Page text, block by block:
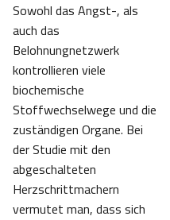
Sowohl das Angst-, als
auch das
Belohnungnetzwerk
kontrollieren viele
biochemische
Stoffwechselwege und die
zuständigen Organe. Bei
der Studie mit den
abgeschalteten
Herzschrittmachern
vermutet man, dass sich